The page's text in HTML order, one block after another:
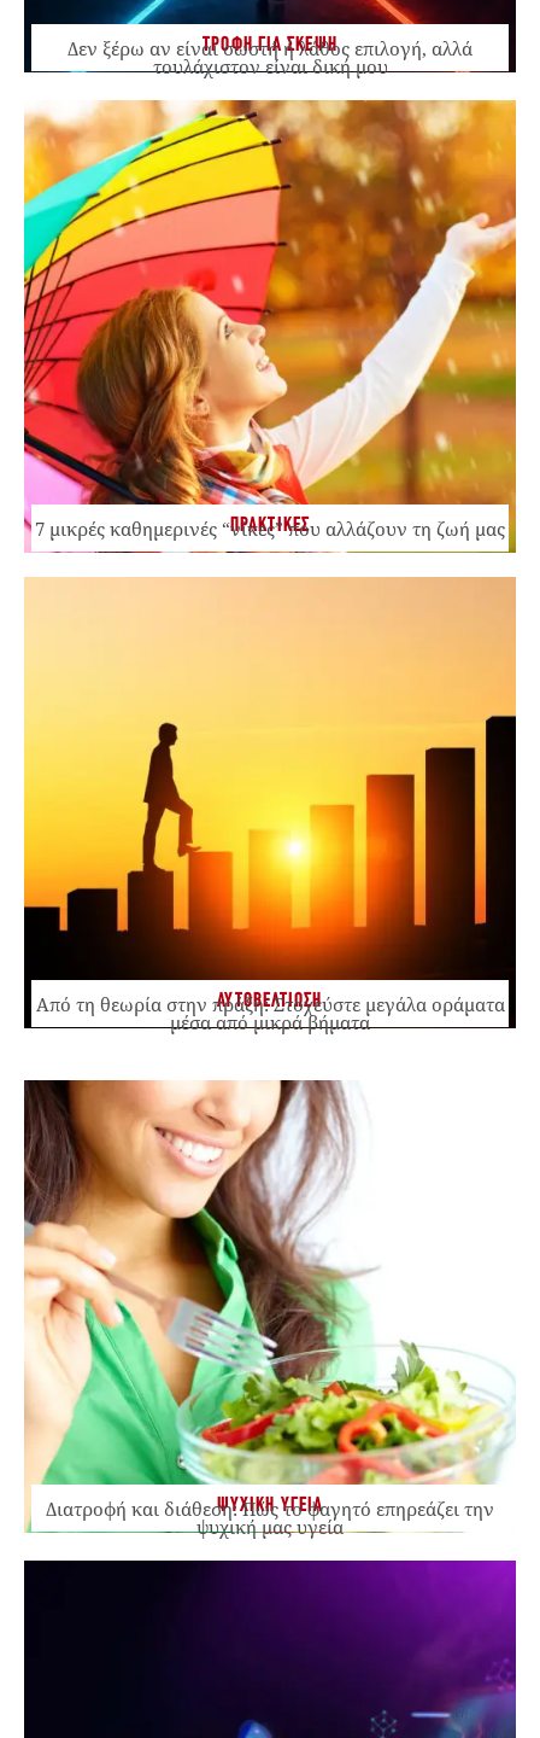
ΤΡΟΦΗ ΓΙΑ ΣΚΕΨΗ
Δεν ξέρω αν είναι σωστή ή λάθος επιλογή, αλλά
τουλάχιστον είναι δική μου
ΠΡΑΚΤΙΚΕΣ
7 μικρές καθημερινές “νίκες” που αλλάζουν τη ζωή μας
ΑΥΤΟΒΕΛΤΙΩΣΗ
Από τη θεωρία στην πράξη: Στοχεύστε μεγάλα οράματα
μέσα από μικρά βήματα
ΨΥΧΙΚΗ ΥΓΕΙΑ
Διατροφή και διάθεση: Πώς το φαγητό επηρεάζει την
ψυχική μας υγεία